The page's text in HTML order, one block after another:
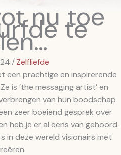
nu toe
te
/Zelfliefde
een prachtige en inspirerende
is ’the messaging artist’ en
van hun boodschap
zeer boeiend gesprek over
heb je er al eens van gehoord.
in deze wereld visionairs met